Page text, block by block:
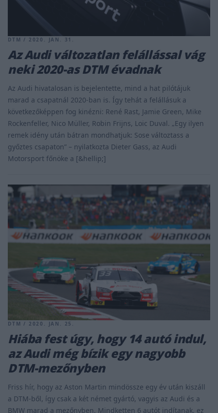
DTM / 2020. JAN. 31.
Az Audi változatlan felállással vág
neki 2020-as DTM évadnak
Az Audi hivatalosan is bejelentette, mind a hat pilótájuk
marad a csapatnál 2020-ban is. Így tehát a felállásuk a
következőképpen fog kinézni: René Rast, Jamie Green, Mike
Rockenfeller, Nico Müller, Robin Frijns, Loic Duval. „Egy ilyen
remek idény után bátran mondhatjuk: Sose változtass a
győztes csapaton” – nyilatkozta Dieter Gass, az Audi
Motorsport főnöke a [&hellip;]
DTM / 2020. JAN. 25.
Hiába fest úgy, hogy 14 autó indul,
az Audi még bízik egy nagyobb
DTM-mezőnyben
Friss hír, hogy az Aston Martin mindössze egy év után kiszáll
a DTM-ből, így csak a két német gyártó, vagyis az Audi és a
BMW marad a mezőnyben. Mindketten 6 autót indítanak, ez